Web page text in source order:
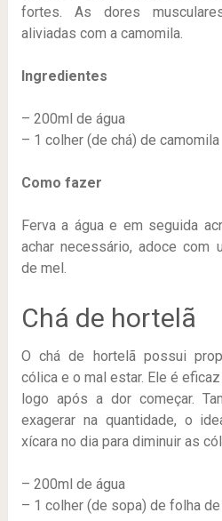
fortes. As dores
aliviadas com a camomila.
Ingredientes
– 200ml de água
– 1 colher (de chá) de camomila
Como fazer
Ferva a água e em seguida
achar necessário, adoce com
de mel.
Chá de hortelã
O chá de hortelã possui
cólica e o mal estar. Ele é
logo após a dor começar.
exagerar na quantidade, o
xícara no dia para diminuir as
– 200ml de água
– 1 colher (de sopa) de folha